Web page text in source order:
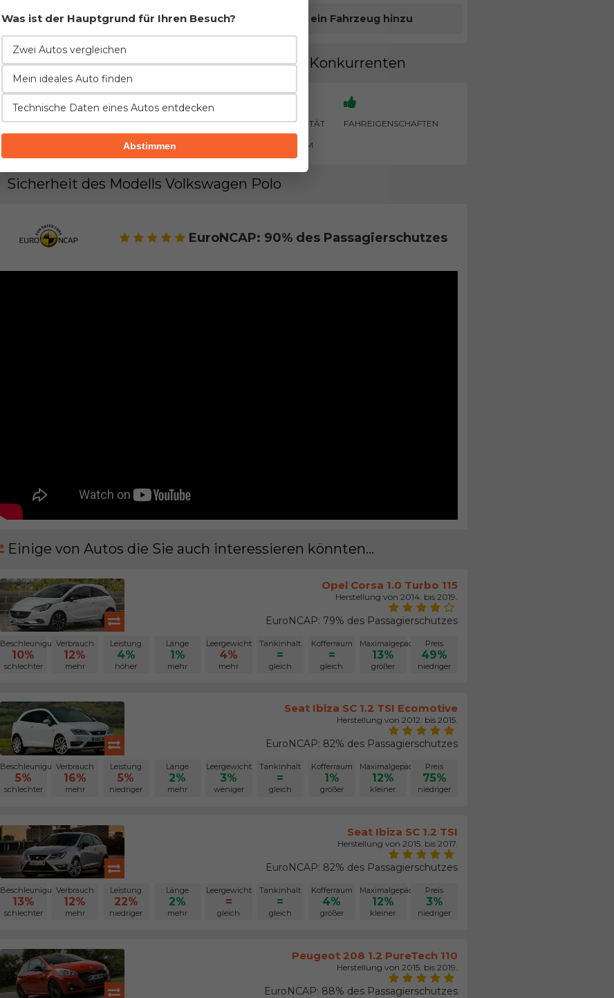
Treten Sie der Gemeinschaft bei und fügen Sie ein Fahrzeug hinzu
Vor- und Nachteile im Vergleich zur direkten Konkurrenten
SICHERHEIT KOMFORT PRAKTIKABILITÄT FAHREIGENSCHAFTEN
VERBRAUCH GEPÄCKRAUM
Sicherheit des Modells Volkswagen Polo
EuroNCAP: 90% des Passagierschutzes
Einige von Autos die Sie auch interessieren könnten...
Opel Corsa 1.0 Turbo 115
Herstellung von 2014. bis 2019.
EuroNCAP: 79% des Passagierschutzes
Beschleunigung
10%
schlechter
Verbrauch
12%
mehr
Leistung
4%
höher
Länge
1%
mehr
Leergewicht
4%
mehr
Tankinhalt
=
gleich
Kofferraum
=
gleich
Maximalgepäck
13%
größer
Preis
49%
niedriger
Seat Ibiza SC 1.2 TSI Ecomotive
Herstellung von 2012. bis 2015.
EuroNCAP: 82% des Passagierschutzes
Beschleunigung
5%
schlechter
Verbrauch
16%
mehr
Leistung
5%
niedriger
Länge
2%
mehr
Leergewicht
3%
weniger
Tankinhalt
=
gleich
Kofferraum
1%
größer
Maximalgepäck
12%
kleiner
Preis
75%
niedriger
Seat Ibiza SC 1.2 TSI
Herstellung von 2015. bis 2017.
EuroNCAP: 82% des Passagierschutzes
Beschleunigung
13%
schlechter
Verbrauch
12%
mehr
Leistung
22%
niedriger
Länge
2%
mehr
Leergewicht
=
gleich
Tankinhalt
=
gleich
Kofferraum
4%
größer
Maximalgepäck
12%
kleiner
Preis
3%
niedriger
Peugeot 208 1.2 PureTech 110
Herstellung von 2015. bis 2019.
EuroNCAP: 88% des Passagierschutzes
Was ist der Hauptgrund für Ihren Besuch?
Zwei Autos vergleichen
Mein ideales Auto finden
Technische Daten eines Autos entdecken
Abstimmen